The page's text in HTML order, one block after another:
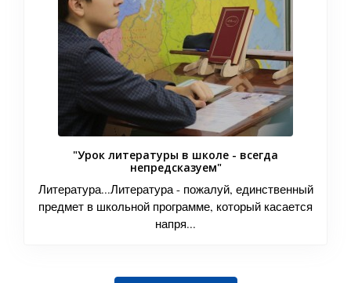
"Урок литературы в школе - всегда
непредсказуем"
Литература...Литература - пожалуй, единственный
предмет в школьной программе, который касается
напря...